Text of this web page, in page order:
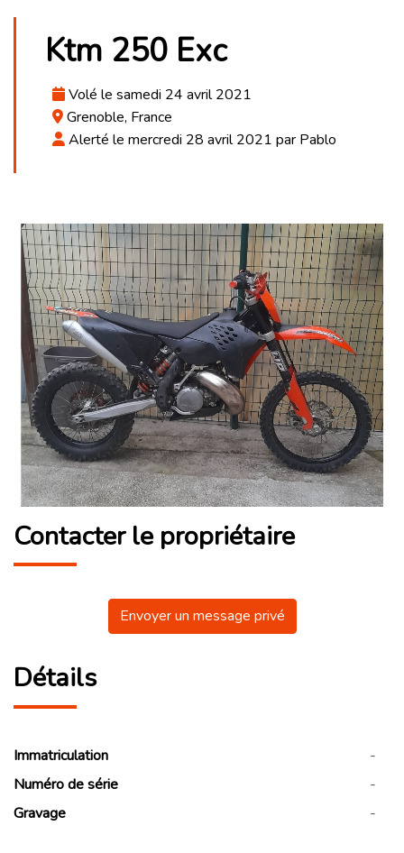
Ktm 250 Exc
Volé le samedi 24 avril 2021
Grenoble, France
Alerté le mercredi 28 avril 2021 par Pablo
Contacter le propriétaire
Envoyer un message privé
Détails
Immatriculation
-
Numéro de série
-
Gravage
-